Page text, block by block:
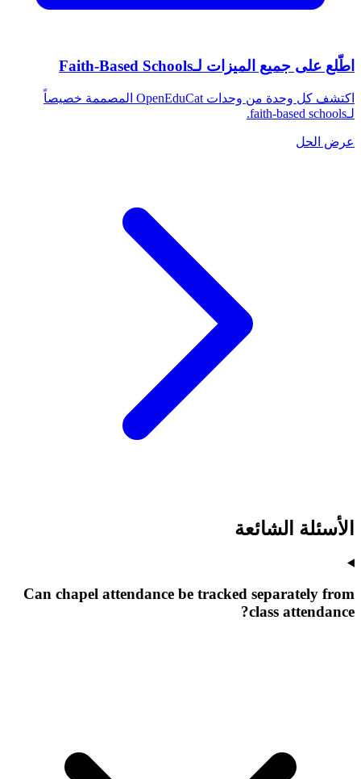
اطّلع على جميع الميزات لـFaith-Based Schools
اكتشف كل وحدة من وحدات OpenEduCat المصممة خصيصاً
لـfaith-based schools.
عرض الحل
الأسئلة الشائعة
Can chapel attendance be tracked separately from
class attendance?